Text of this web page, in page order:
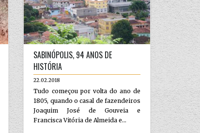
ESQUETES TEATRAI...
SABINÓPOLIS, 94 ANOS DE
HISTÓRIA
22.02.2018
Tudo começou por volta do ano de
1805, quando o casal de fazendeiros
Joaquim José de Gouveia e
Francisca Vitória de Almeida e...